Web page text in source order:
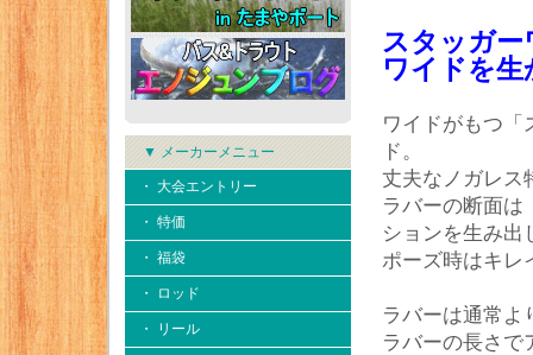
▼ メーカーメニュー
・ 大会エントリー
・ 特価
・ 福袋
・ ロッド
・ リール
スタッガー
ワイドを
ワイドがもつ「
ド。
丈夫なノガレス
ラバーの断面は
ションを生み出
ポーズ時はキレ
ラバーは通常よ
ラバーの長さで